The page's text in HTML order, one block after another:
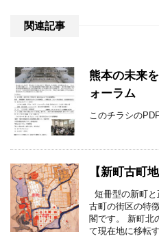
関連記事
熊本の未来
ォーラム
このチラシの
【新町古町
短冊型の新町
古町の街区の特
閣です。 新町北
て現在地に移転